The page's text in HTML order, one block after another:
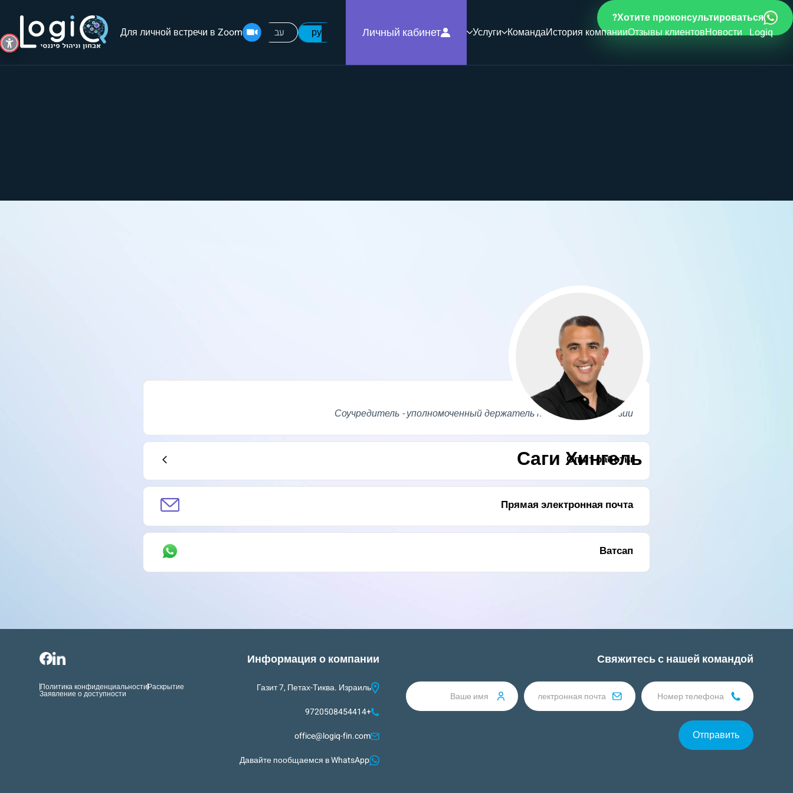
Хотите проконсультироваться?
Новости Logiq
Отзывы клиентов
История компании
Команда
Услуги
Личный кабинет עב ру
Для личной встречи в Zoom
Саги Хингель
Должность
Соучредитель - уполномоченный держатель пенсионной лицензии
Опыт работы
Прямая электронная почта
Ватсап
Свяжитесь с нашей командой
Информация о компании
Газит 7, Петах-Тиква. Израиль
+9720508454414
office@logiq-fin.com
Давайте пообщаемся в WhatsApp
Раскрытие
Политика конфиденциальности
Заявление о доступности